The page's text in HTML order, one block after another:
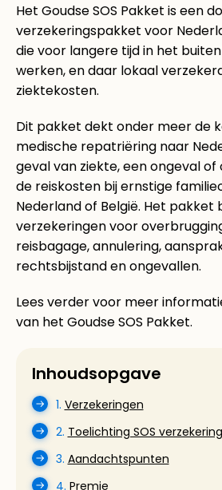
Het Goudse SOS Pakket is een
verzekeringspakket voor
die voor langere tijd in het
werken, en daar lokaal
ziektekosten.
​Dit pakket dekt onder meer de
medische repatriëring naar
geval van ziekte, een ongeval of
de reiskosten bij ernstige
Nederland of België. ​​Het pakket
verzekeringen voor
reisbagage​, annulering,
rechtsbijstand en ongevallen​.
Lees verder voor meer
van het Goudse SOS Pakket.
Inhoudsopgave
1. Verzekeringen
2. Toelichting SOS verzekering
3. Aandachtspunten
4. Premie